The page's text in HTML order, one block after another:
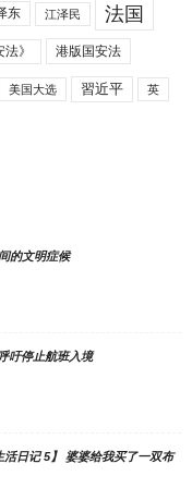
东 江泽民 法国
》 港版国安法
美国大选 習近平 英
的文明症候
吁停止航班入境
活日记 5】 婆婆给我买了一双布